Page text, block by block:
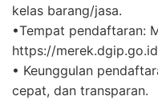
kelas barang/jasa.
•Tempat pendaftaran:
https://
• Keunggulan
cepat, dan transparan.